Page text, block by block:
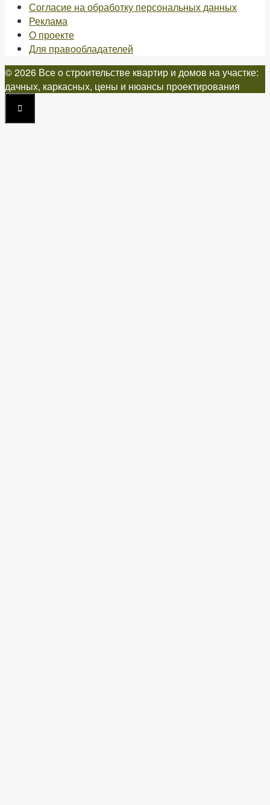
Согласие на обработку персональных данных
Реклама
О проекте
Для правообладателей
© 2026 Все о строительстве квартир и домов на участке:
дачных, каркасных, цены и нюансы проектирования